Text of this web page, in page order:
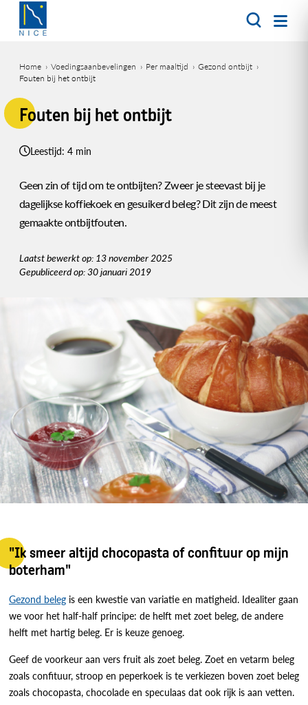
Overslaan
naar
inhoud
Kruimelpad
Home Voedingsaanbevelingen Per maaltijd
Gezond ontbijt
Fouten bij het ontbijt
Fouten bij het ontbijt
Leestijd: 4 min
Geen zin of tijd om te ontbijten? Zweer je steevast bij je
dagelijkse koffiekoek en gesuikerd beleg? Dit zijn de meest
gemaakte ontbijtfouten.
Laatst bewerkt op: 13 november 2025
Gepubliceerd op: 30 januari 2019
"Ik smeer altijd chocopasta of confituur op mijn
boterham"
Gezond beleg is een kwestie van variatie en matigheid. Idealiter gaan
we voor het half-half principe: de helft met zoet beleg, de andere
helft met hartig beleg. Er is keuze genoeg.
Geef de voorkeur aan vers fruit als zoet beleg. Zoet en vetarm beleg
zoals confituur, stroop en peperkoek is te verkiezen boven zoet beleg
zoals chocopasta, chocolade en speculaas dat ook rijk is aan vetten.